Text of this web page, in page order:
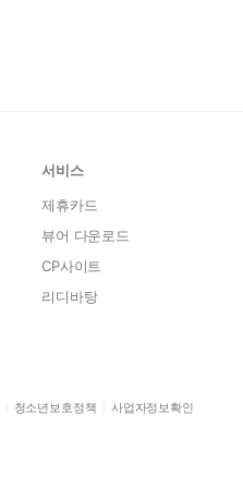
서비스
제휴카드
뷰어 다운로드
CP사이트
리디바탕
청소년보호정책 사업자정보확인